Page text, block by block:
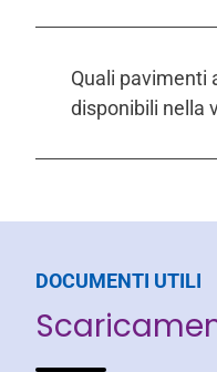
Quali pavimenti
disponibili nella
DOCUMENTI UTILI